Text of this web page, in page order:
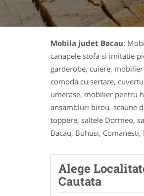
Mobila judet Bacau:
canapele stofa si imitatie
garderobe, cuiere,
comoda cu sertare,
umerase, mobilier pentru
ansambluri birou, scaune
toppere, saltele Dormeo,
Bacau, Buhusi,
Alege
Cautata